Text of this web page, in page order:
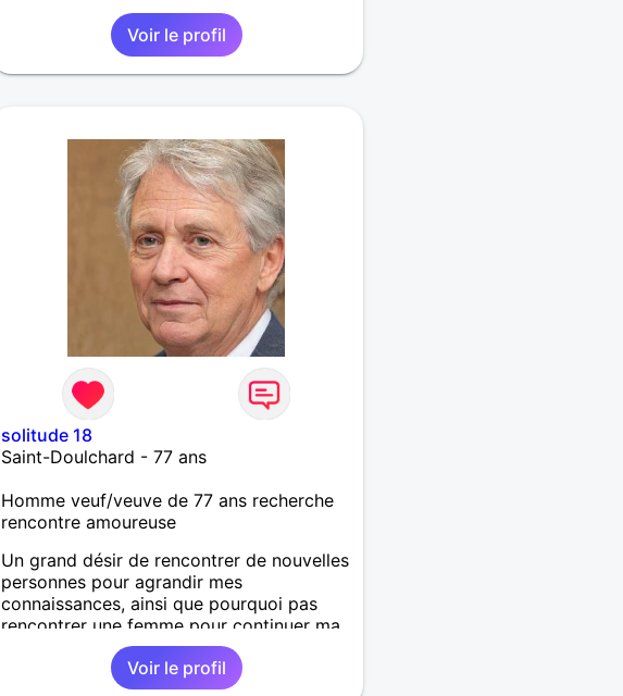
Voir le profil
solitude 18
Saint-Doulchard - 77 ans
Homme veuf/veuve de 77 ans recherche
rencontre amoureuse
Un grand désir de rencontrer de nouvelles
personnes pour agrandir mes
connaissances, ainsi que pourquoi pas
rencontrer une femme pour continuer ma
vie en sa compagnie.
Voir le profil